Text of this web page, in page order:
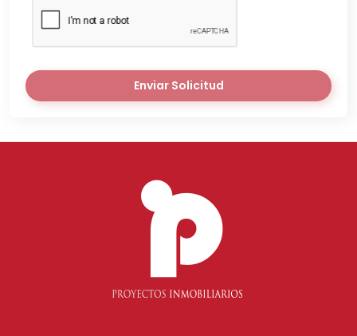
Enviar Solicitud